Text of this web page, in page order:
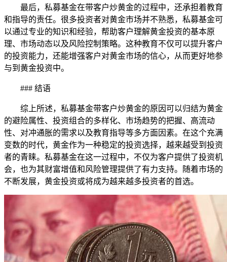
最后，私募基金在带客户炒黄金的过程中，还承担着教育
和指导的责任。很多投资者对黄金市场并不熟悉，私募基金可
以通过专业的知识和经验，帮助客户理解黄金投资的基本原
理、市场动态以及风险控制策略。这种教育不仅可以提升客户
的投资能力，还能增强客户对黄金市场的信心，从而更好地参
与到黄金投资中。
### 结语
综上所述，私募基金带客户炒黄金的原因可以归结为黄金
的避险属性、投资组合的多样化、市场趋势的把握、高流动
性、对冲通胀的需求以及教育指导等多方面因素。在这个充满
变数的时代，黄金作为一种稳定的投资选择，越来越受到投资
者的青睐。私募基金在这一过程中，不仅为客户提供了投资机
会，也为其财富增值和风险管理提供了有力支持。随着市场的
不断发展，黄金投资或将成为越来越多投资者的首选。